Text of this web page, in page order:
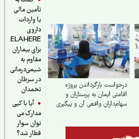
تأمین مالی
یا واردات
داروی
ELAHERE
برای بیماران
مقاوم به
شیمی‌درمانی
در سرطان
تخمدان
آیا با کپی
مدارک می
توان سوار
قطار شد؟
درخواست بازگرداندن پروژه
اقامتی ایمان به پرستاران و
سهام‌داران واقعی آن و پیگیری